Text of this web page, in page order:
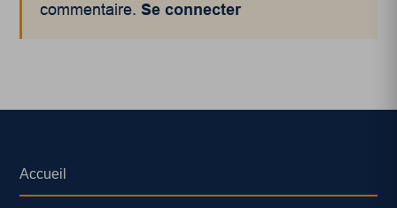
commentaire.Se connecter
Accueil